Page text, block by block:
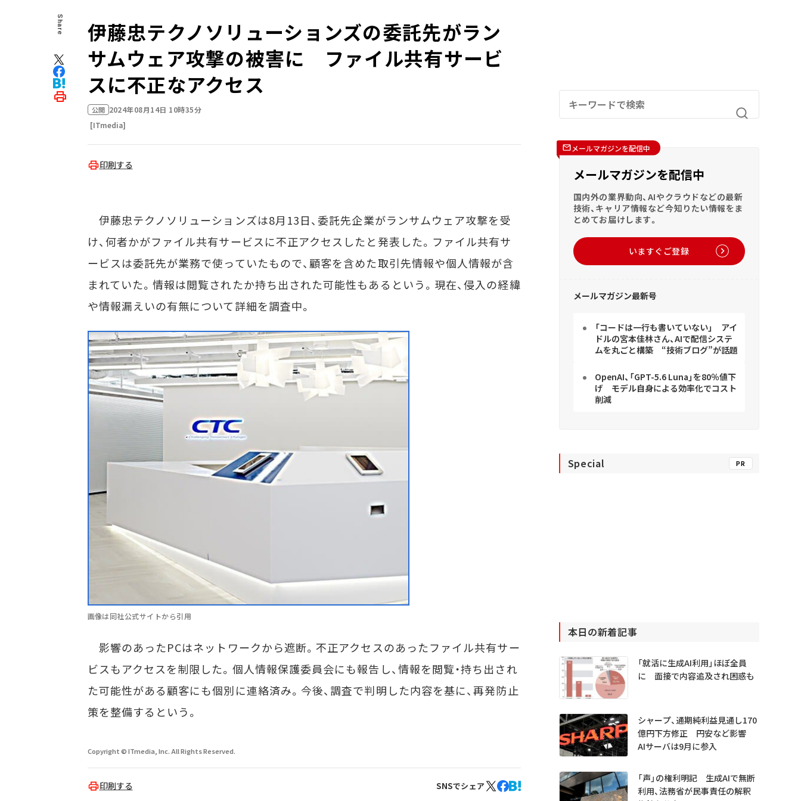
Share
伊藤忠テクノソリューションズの委託先がラン
サムウェア攻撃の被害に ファイル共有サービ
スに不正なアクセス
公開 2024年08月14日 10時35分
[ITmedia]
印刷する
伊藤忠テクノソリューションズは8月13日、委託先企業がランサムウェア攻撃を受
け、何者かがファイル共有サービスに不正アクセスしたと発表した。ファイル共有サ
ービスは委託先が業務で使っていたもので、顧客を含めた取引先情報や個人情報が含
まれていた。情報は閲覧されたか持ち出された可能性もあるという。現在、侵入の経緯
や情報漏えいの有無について詳細を調査中。
画像は同社公式サイトから引用
影響のあったPCはネットワークから遮断。不正アクセスのあったファイル共有サー
ビスもアクセスを制限した。個人情報保護委員会にも報告し、情報を閲覧・持ち出され
た可能性がある顧客にも個別に連絡済み。今後、調査で判明した内容を基に、再発防止
策を整備するという。
Copyright © ITmedia, Inc. All Rights Reserved.
印刷する SNSでシェア
メールマガジンを配信中
メールマガジンを配信中
国内外の業界動向、AIやクラウドなどの最新
技術、キャリア情報など今知りたい情報をま
とめてお届けします。
いますぐご登録
メールマガジン最新号
「コードは一行も書いていない」 アイ
ドルの宮本佳林さん、AIで配信システ
ムを丸ごと構築 “技術ブログ”が話題
OpenAI、「GPT-5.6 Luna」を80％値下
げ モデル自身による効率化でコスト
削減
Special PR
本日の新着記事
「就活に生成AI利用」ほぼ全員
に 面接で内容追及され困惑も
シャープ、通期純利益見通し170
億円下方修正 円安など影響
AIサーバは9月に参入
「声」の権利明記 生成AIで無断
利用、法務省が民事責任の解釈